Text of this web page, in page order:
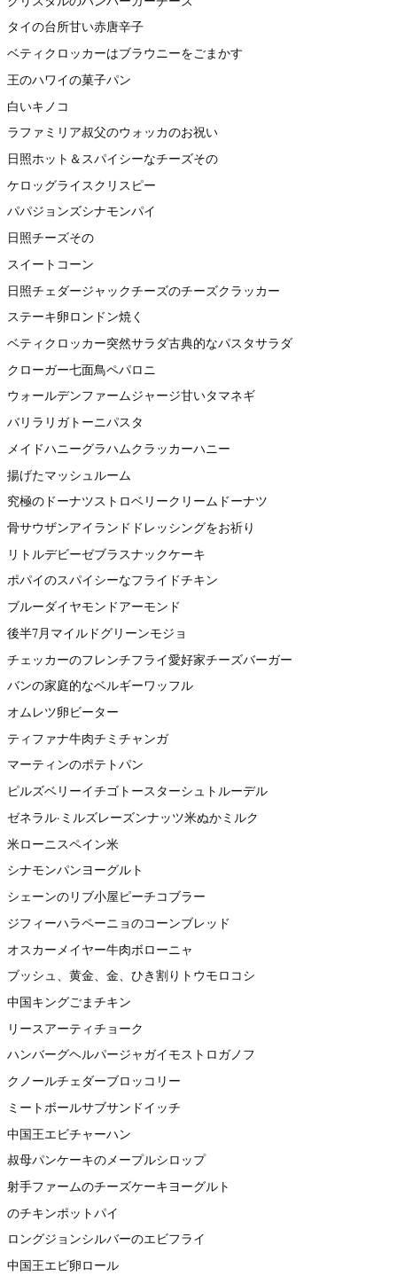
タイの台所甘い赤唐辛子
ベティクロッカーはブラウニーをごまかす
王のハワイの菓子パン
白いキノコ
ラファミリア叔父のウォッカのお祝い
日照ホット＆スパイシーなチーズその
ケロッグライスクリスピー
パパジョンズシナモンパイ
日照チーズその
スイートコーン
日照チェダージャックチーズのチーズクラッカー
ステーキ卵ロンドン焼く
ベティクロッカー突然サラダ古典的なパスタサラダ
クローガー七面鳥ペパロニ
ウォールデンファームジャージ甘いタマネギ
バリラリガトーニパスタ
メイドハニーグラハムクラッカーハニー
揚げたマッシュルーム
究極のドーナツストロベリークリームドーナツ
骨サウザンアイランドドレッシングをお祈り
リトルデビーゼブラスナックケーキ
ポパイのスパイシーなフライドチキン
ブルーダイヤモンドアーモンド
後半7月マイルドグリーンモジョ
チェッカーのフレンチフライ愛好家チーズバーガー
バンの家庭的なベルギーワッフル
オムレツ卵ビーター
ティファナ牛肉チミチャンガ
マーティンのポテトパン
ピルズベリーイチゴトースターシュトルーデル
ゼネラル·ミルズレーズンナッツ米ぬかミルク
米ローニスペイン米
シナモンパンヨーグルト
シェーンのリブ小屋ピーチコブラー
ジフィーハラペーニョのコーンブレッド
オスカーメイヤー牛肉ボローニャ
ブッシュ、黄金、金、ひき割りトウモロコシ
中国キングごまチキン
リースアーティチョーク
ハンバーグヘルパージャガイモストロガノフ
クノールチェダーブロッコリー
ミートボールサブサンドイッチ
中国王エビチャーハン
叔母パンケーキのメープルシロップ
射手ファームのチーズケーキヨーグルト
のチキンポットパイ
ロングジョンシルバーのエビフライ
中国王エビ卵ロール